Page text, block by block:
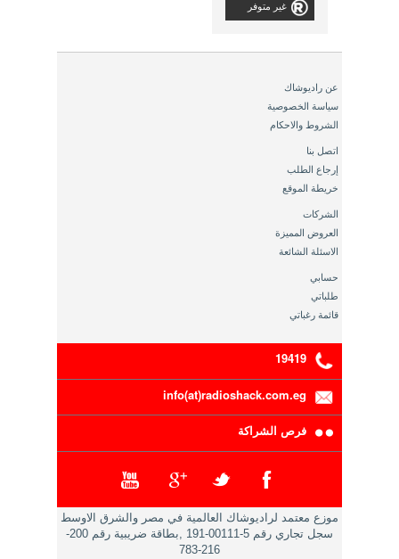
غير متوفر
عن راديوشاك
سياسة الخصوصية
الشروط والاحكام
اتصل بنا
إرجاع الطلب
خريطة الموقع
الشركات
العروض المميزة
الاسئلة الشائعة
حسابي
طلباتي
قائمة رغباتي
19419
info(at)radioshack.com.eg
فرص الشراكة
موزع معتمد لراديوشاك العالمية في مصر والشرق الاوسط
سجل تجاري رقم 5-00111-191 ,بطاقة ضريبية رقم 200-
216-783